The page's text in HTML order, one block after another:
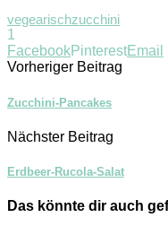
vegearischzucchini
1
FacebookPinterestEmail
Vorheriger Beitrag
Zucchini-Pancakes
Nächster Beitrag
Erdbeer-Rucola-Salat
Das könnte dir auch